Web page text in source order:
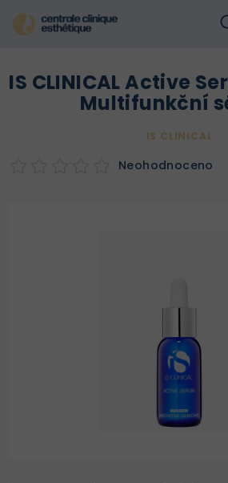
na
obsah
IS CLINICAL Active
Multifunkční
IS CLINICAL
Neohodnoceno